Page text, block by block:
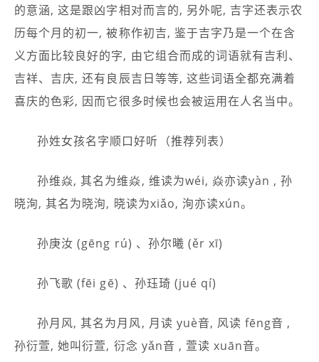
的意涵, 这是跟凶字相对而言的, 另外呢, 吉字还表示农
历每个月的初一, 被称作初吉, 鉴于吉字乃是一个在含
义方面比较良好的字, 由它组合而成的词语就有吉利、
吉祥、吉庆, 还有良辰吉日等等, 这些词语全都充满着
喜庆的色彩, 因而它很多时候也会被运用在人名当中。
孙姓女孩名字顺口好听（推荐列表）
孙维焱, 其名为维焱, 维读为wéi, 焱亦读yàn , 孙
晓洵, 其名为晓洵, 晓读为xiǎo, 洵亦读xún。
孙庚汝 (gēng rú) 、孙尔曦 (ěr xī)
孙飞歌 (fēi gē) 、孙珏琦 (jué qí)
孙月风, 其名为月风, 月读 yuè音, 风读 fēng音 ,
孙衍萱, 她叫衍萱, 衍念 yǎn音 , 萱读 xuān音。